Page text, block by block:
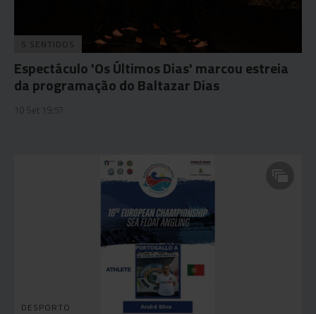
5 SENTIDOS
Espectáculo 'Os Últimos Dias' marcou estreia
da programação do Baltazar Dias
10 Set 19:57
DESPORTO